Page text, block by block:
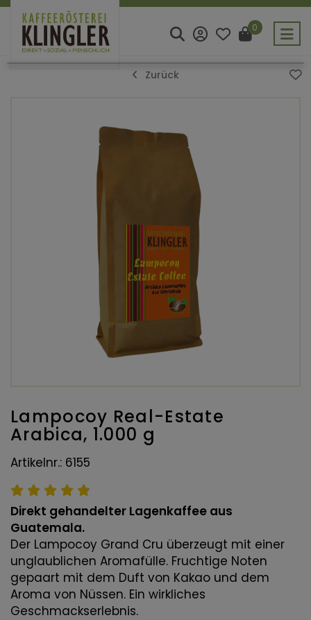
0
Zurück
Lampocoy Real-Estate
Arabica, 1.000 g
Artikelnr.: 6155
Direkt gehandelter Lagenkaffee aus
Guatemala.
Der Lampocoy Grand Cru überzeugt mit einer
unglaublichen Aromafülle. Fruchtige Noten
gepaart mit dem Duft von Kakao und dem
Aroma von Nüssen. Ein wirkliches
Geschmackserlebnis.